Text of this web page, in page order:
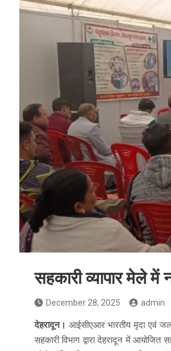
सहकारी व्यापार मेले में
December 28, 2025 admin
देहरादून। आईसीएआर भारतीय मृदा एवं
सहकारी विभाग द्वारा देहरादून में आयोजित